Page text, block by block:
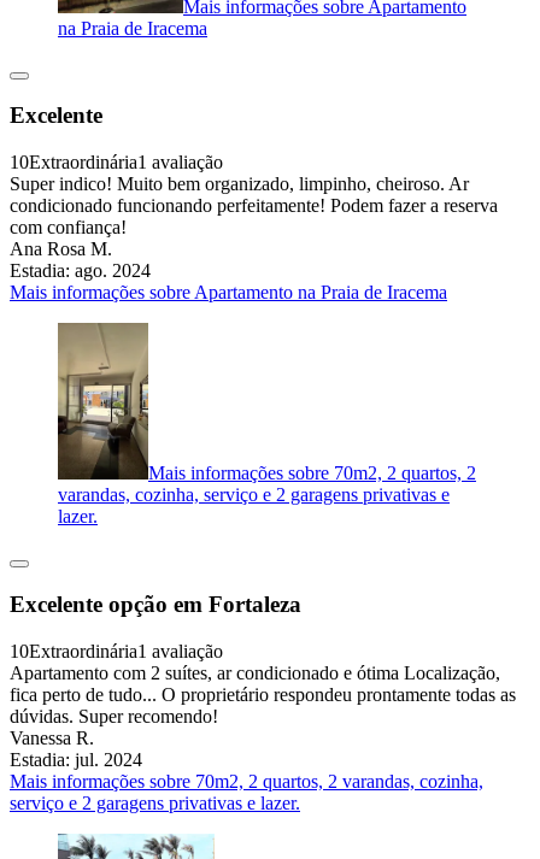
Mais informações sobre Apartamento
na Praia de Iracema
Excelente
10Extraordinária1 avaliação
Super indico! Muito bem organizado, limpinho, cheiroso. Ar
condicionado funcionando perfeitamente! Podem fazer a reserva
com confiança!
Ana Rosa M.
Estadia: ago. 2024
Mais informações sobre Apartamento na Praia de Iracema
Mais informações sobre 70m2, 2 quartos, 2
varandas, cozinha, serviço e 2 garagens privativas e
lazer.
Excelente opção em Fortaleza
10Extraordinária1 avaliação
Apartamento com 2 suítes, ar condicionado e ótima Localização,
fica perto de tudo... O proprietário respondeu prontamente todas as
dúvidas. Super recomendo!
Vanessa R.
Estadia: jul. 2024
Mais informações sobre 70m2, 2 quartos, 2 varandas, cozinha,
serviço e 2 garagens privativas e lazer.